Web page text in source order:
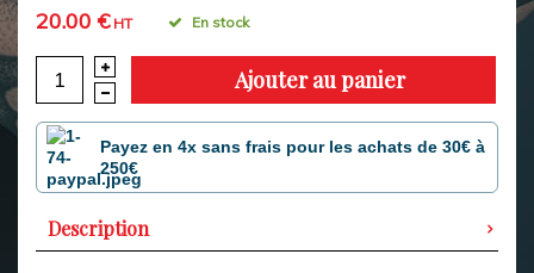
20.00 €HT En stock
Ajouter au panier
Payez en 4x sans frais pour les achats de 30€ à
250€
Description